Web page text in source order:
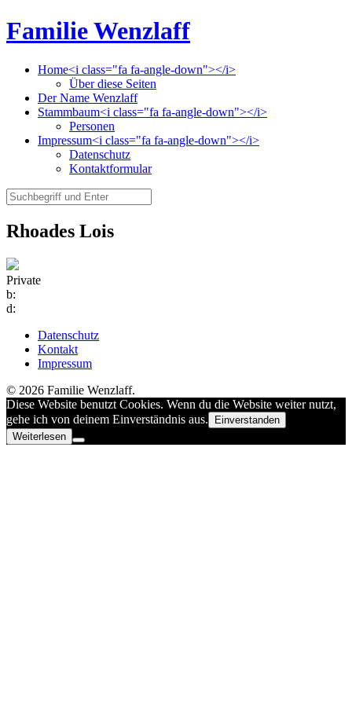
Familie Wenzlaff
Home<i class="fa fa-angle-down"></i>
Über diese Seiten
Der Name Wenzlaff
Stammbaum<i class="fa fa-angle-down"></i>
Personen
Impressum<i class="fa fa-angle-down"></i>
Datenschutz
Kontaktformular
Rhoades Lois
Private
b:
d:
Datenschutz
Kontakt
Impressum
© 2026 Familie Wenzlaff.
Diese Website benutzt Cookies. Wenn du die Website weiter nutzt,
gehe ich von deinem Einverständnis aus.
Einverstanden
Weiterlesen